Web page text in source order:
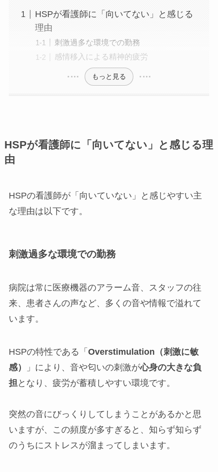
HSPが看護師に「向いてない」と感じる
理由
刺激過多な環境での勤務
感情移入による精神的疲労
もっと見る
HSPが看護師に「向いてない」と感じる理
由
HSPの看護師が「向いていない」と感じやすい主
な理由は以下です。
刺激過多な環境での勤務
病院は常に医療機器のアラーム音、スタッフの往
来、患者さんの声など、多くの音や情報で溢れて
います。
HSPの特性である「 Overstimulation（刺激に敏
感）
」により、音や匂いの刺激が心身の大きな負
担となり、疲労が蓄積しやすい環境です。
突然の音にびっくりしてしまうことがあるかと思
いますが、この頻度が多すぎると、知らず知らず
のうちにストレスが溜まってしまいます。